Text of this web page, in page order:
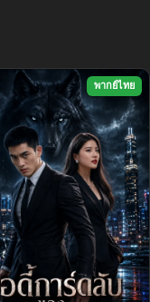
พากย์ไทย